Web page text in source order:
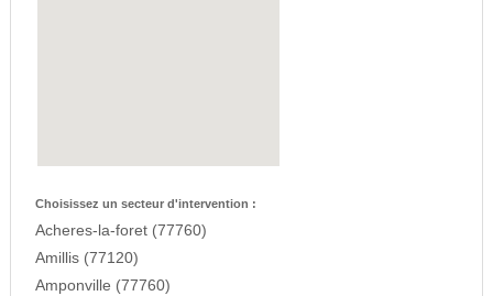
Choisissez un secteur d'intervention :
Acheres-la-foret (77760)
Amillis (77120)
Amponville (77760)